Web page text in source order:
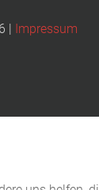
| Impressum